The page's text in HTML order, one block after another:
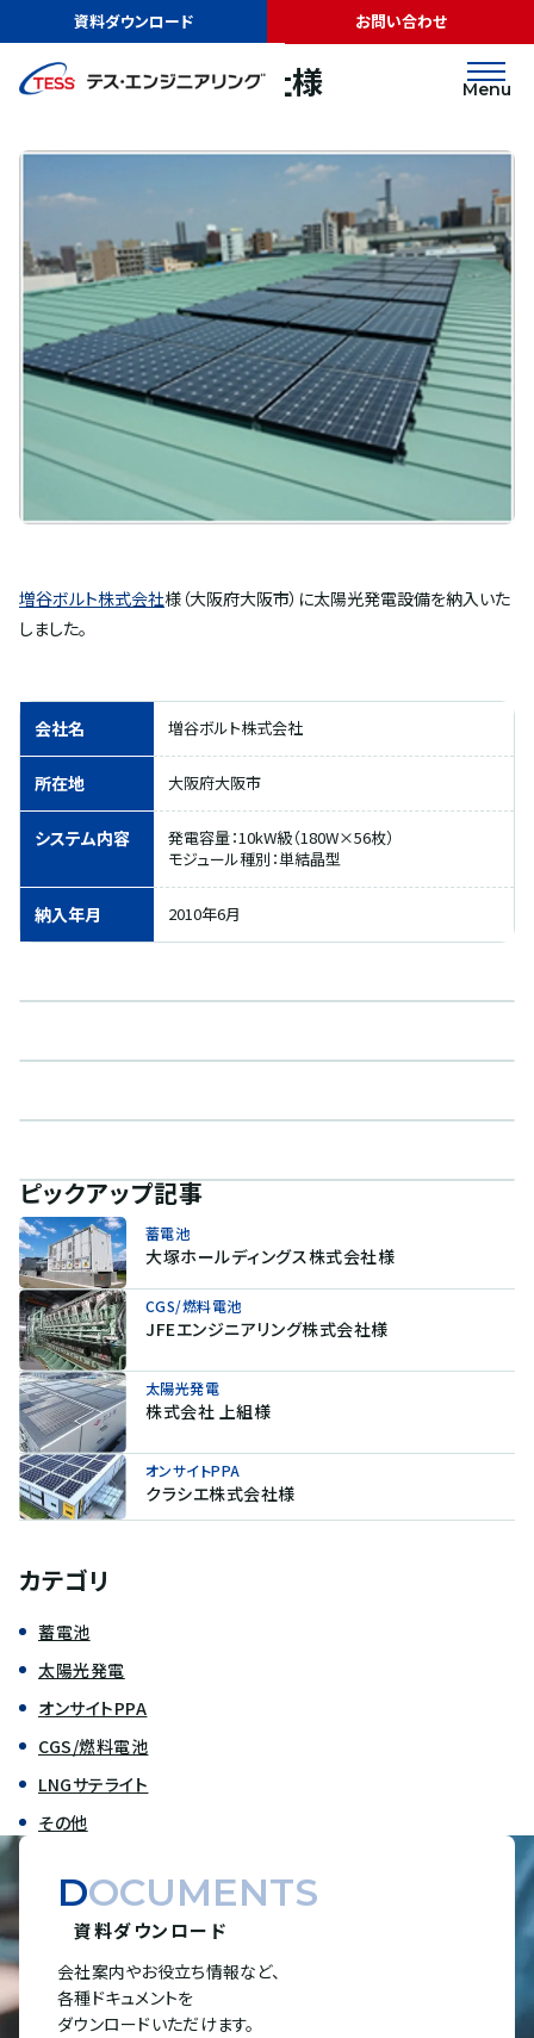
資料ダウンロード お問い合わせ
Menu
実績紹介 増谷ボルト株式会社様
太陽光発電 屋根
増谷ボルト株式会社様
増谷ボルト株式会社様（大阪府大阪市）に太陽光発電設備を納入いた
しました。
会社名 増谷ボルト株式会社
所在地 大阪府大阪市
システム内容
発電容量：10kW級（180W×56枚）
モジュール種別：単結晶型
納入年月 2010年6月
ピックアップ記事
蓄電池
大塚ホールディングス株式会社様
CGS/燃料電池
JFEエンジニアリング株式会社様
太陽光発電
株式会社 上組様
オンサイトPPA
クラシエ株式会社様
カテゴリ
蓄電池
太陽光発電
オンサイトPPA
CGS/燃料電池
LNGサテライト
その他
DOCUMENTS
資料ダウンロード
会社案内やお役立ち情報など、
各種ドキュメントを
ダウンロードいただけます。